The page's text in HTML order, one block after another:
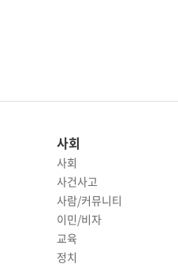
사회
사회
사건사고
사람/커뮤니티
이민/비자